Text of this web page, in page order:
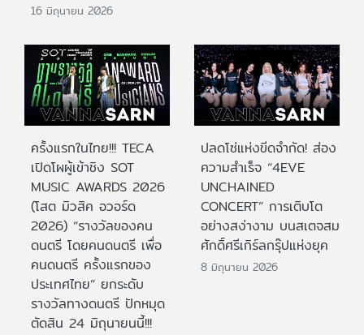
16 มิถุนายน 2026
ครั้งแรกในไทย!!! TECA
เปิดโผผู้เข้าชิง SOT
MUSIC AWARDS 2026
(โสต มิวสิค อวอร์ด
2026) “รางวัลของคน
ดนตรี โดยคนดนตรี เพื่อ
คนดนตรี ครั้งแรกของ
ประเทศไทย” ยกระดับ
รางวัลทางดนตรี ปักหมุด
ตัดสิน 24 มิถุนายนนี้!!!
ปลดโซ่แห่งขีดจำกัด! ส่อง
ความสำเร็จ “4EVE
UNCHAINED
CONCERT” การเติบโต
อย่างสง่างาม บนสเตจสม
ศักดิ์ศรีเกิร์ลกรุ๊ปแห่งยุค
8 มิถุนายน 2026